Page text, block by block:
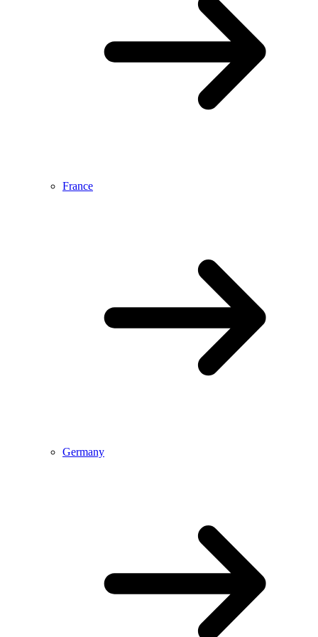
France
Germany